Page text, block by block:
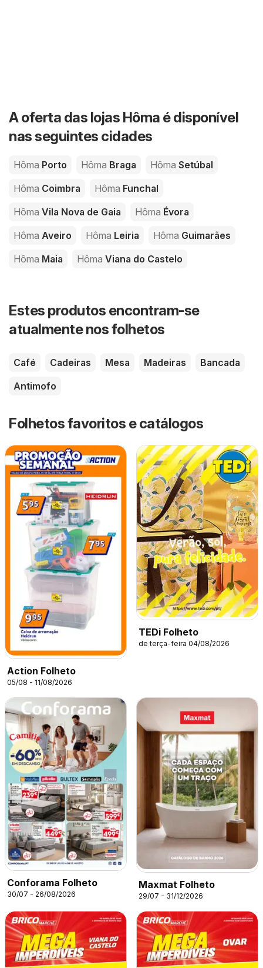
A oferta das lojas Hôma é disponível
nas seguintes cidades
Hôma Porto Hôma Braga Hôma Setúbal
Hôma Coimbra Hôma Funchal
Hôma Vila Nova de Gaia Hôma Évora
Hôma Aveiro Hôma Leiria Hôma Guimarães
Hôma Maia Hôma Viana do Castelo
Estes produtos encontram-se
atualmente nos folhetos
Café Cadeiras Mesa Madeiras
Bancada
Antimofo
Folhetos favoritos e catálogos
Action Folheto
05/08 - 11/08/2026
TEDi Folheto
de terça-feira 04/08/2026
Conforama Folheto
30/07 - 26/08/2026
Maxmat Folheto
29/07 - 31/12/2026